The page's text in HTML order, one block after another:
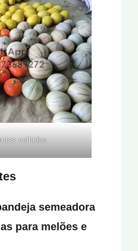
colhidas
semeadora
para melões e